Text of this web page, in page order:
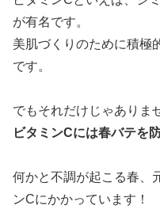
が有名です。
美肌づくりのために積極
です。
でもそれだけじゃありま
ビタミンCには春バテを
何かと不調が起こる春、
ンCにかかっています！